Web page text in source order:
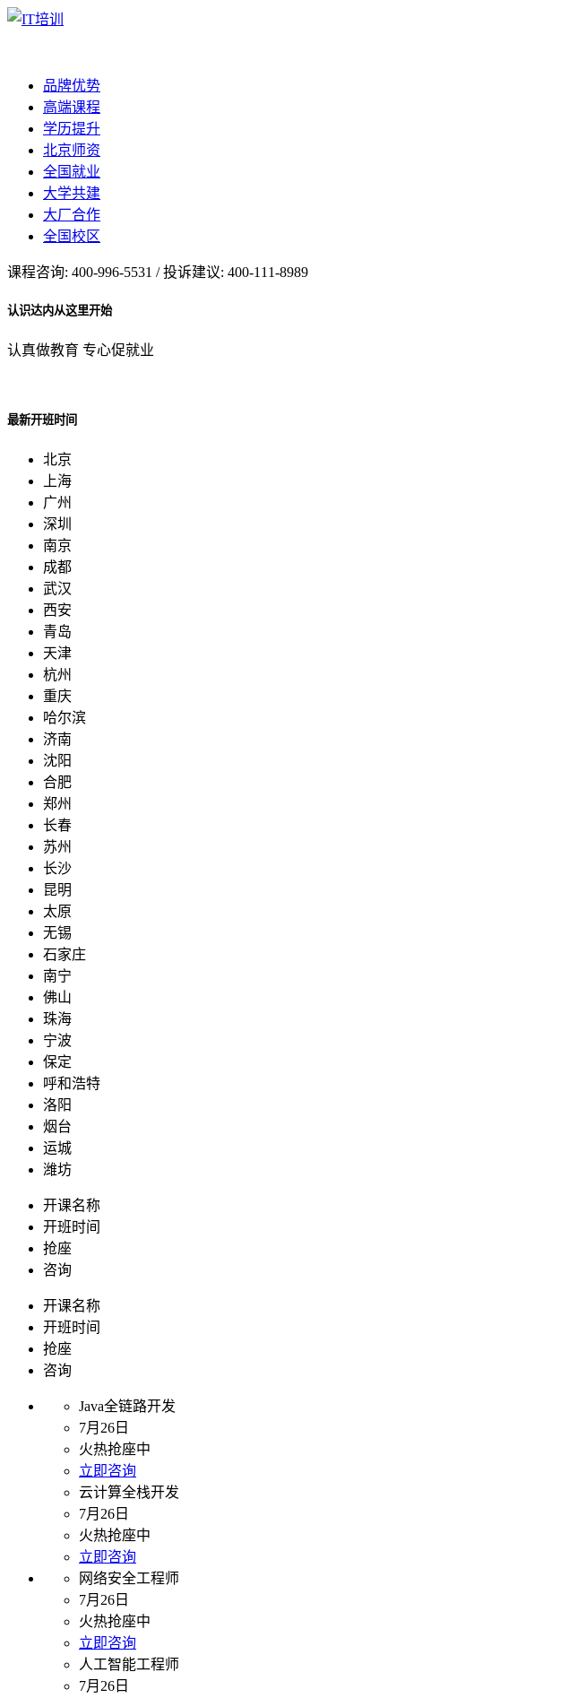
品牌优势
高端课程
学历提升
北京师资
全国就业
大学共建
大厂合作
全国校区
课程咨询: 400-996-5531 / 投诉建议: 400-111-8989
认识达内从这里开始
认真做教育 专心促就业
最新开班时间
北京
上海
广州
深圳
南京
成都
武汉
西安
青岛
天津
杭州
重庆
哈尔滨
济南
沈阳
合肥
郑州
长春
苏州
长沙
昆明
太原
无锡
石家庄
南宁
佛山
珠海
宁波
保定
呼和浩特
洛阳
烟台
运城
潍坊
开课名称
开班时间
抢座
咨询
开课名称
开班时间
抢座
咨询
Java全链路开发
7月26日
火热抢座中
立即咨询
云计算全栈开发
7月26日
火热抢座中
立即咨询
网络安全工程师
7月26日
火热抢座中
立即咨询
人工智能工程师
7月26日